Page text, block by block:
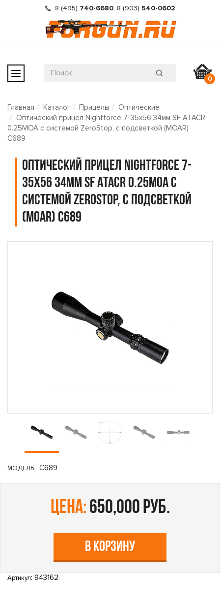
8 (495) 740-6680, 8 (903) 540-0602
0
Главная Каталог Прицелы
Оптические
Оптический прицел Nightforce 7-35x56 34мм SF ATACR
0.25MOA с системой ZeroStop, с подсветкой (MOAR)
C689
Оптический прицел Nightforce 7-
35x56 34мм SF ATACR 0.25MOA с
системой ZeroStop, с подсветкой
(MOAR) C689
МОДЕЛЬ: C689
цена: 650,000 руб.
В КОРЗИНУ
Артикул: 943162